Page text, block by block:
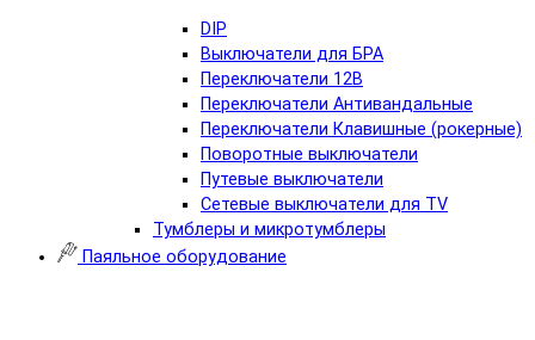
DIP
Выключатели для БРА
Переключатели 12В
Переключатели Антивандальные
Переключатели Клавишные (рокерные)
Поворотные выключатели
Путевые выключатели
Сетевые выключатели для TV
Тумблеры и микротумблеры
Паяльное оборудование